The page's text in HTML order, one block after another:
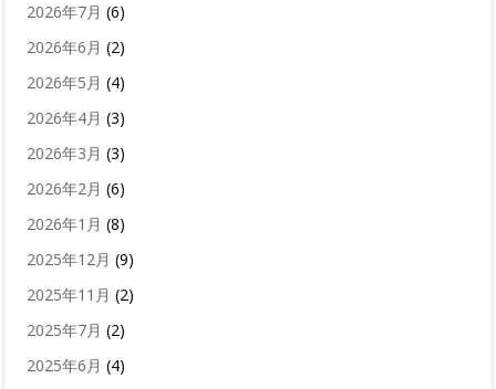
2026年7月 (6)
2026年6月 (2)
2026年5月 (4)
2026年4月 (3)
2026年3月 (3)
2026年2月 (6)
2026年1月 (8)
2025年12月 (9)
2025年11月 (2)
2025年7月 (2)
2025年6月 (4)